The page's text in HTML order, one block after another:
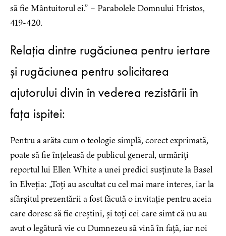
să fie Mântuitorul ei.” – Parabolele Domnului Hristos,
419-420.
Relația dintre rugăciunea pentru iertare
și rugăciunea pentru solicitarea
ajutorului divin în vederea rezistării în
fața ispitei:
Pentru a arăta cum o teologie simplă, corect exprimată,
poate să fie înțeleasă de publicul general, urmăriți
reportul lui Ellen White a unei predici susținute la Basel
în Elveția: „Toți au ascultat cu cel mai mare interes, iar la
sfârșitul prezentării a fost făcută o invitație pentru aceia
care doresc să fie creștini, și toți cei care simt că nu au
avut o legătură vie cu Dumnezeu să vină în față, iar noi